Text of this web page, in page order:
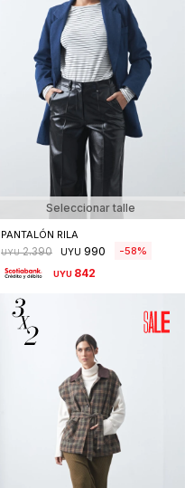
Seleccionar talle
PANTALÓN RILA
UYU 2.390 UYU 990 58
UYU 842